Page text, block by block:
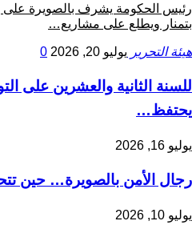
رئيس الحكومة يشرف بالصويرة
بتمنار ويطلع على مشاريع…
هيئة التحرير يوليو 20, 2026 0
للسنة الثانية والعشرين على
يحتفظ…
يوليو 16, 2026
رجال الأمن بالصويرة… حين
يوليو 10, 2026